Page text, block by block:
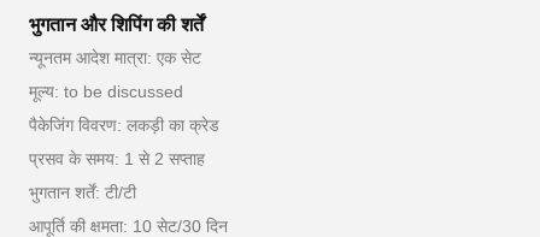
भुगतान और शिपिंग की शर्तें
न्यूनतम आदेश मात्रा: एक सेट
मूल्य: to be discussed
पैकेजिंग विवरण: लकड़ी का क्रेड
प्रसव के समय: 1 से 2 सप्ताह
भुगतान शर्तें: टी/टी
आपूर्ति की क्षमता: 10 सेट/30 दिन